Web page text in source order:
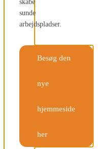
skabe
sunde
arbejdspladser.
Besøg den
nye
hjemmeside
her